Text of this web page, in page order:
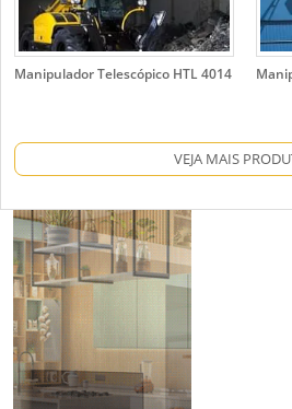
Manipulador Telescópico HTL 4014
VEJA MAIS